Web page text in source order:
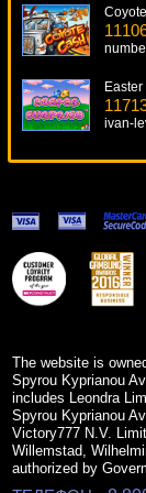
ivan-
Wild
14904
Under
The website is
Spyrou Kyprianou
includes Leondra
Spyrou Kyprianou
Victory777 N.V.
Willemstad,
authorized by